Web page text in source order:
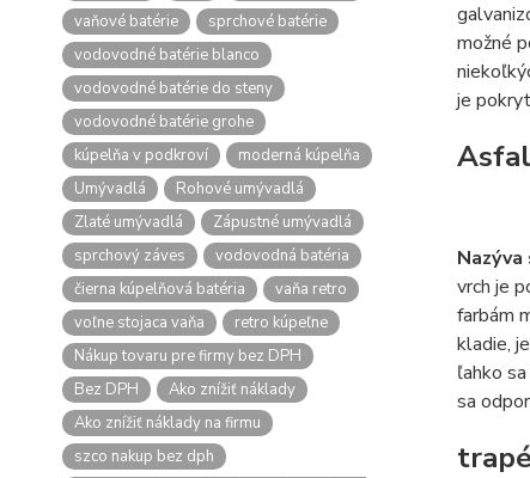
vaňové batérie
sprchové batérie
vodovodné batérie blanco
vodovodné batérie do steny
vodovodné batérie grohe
kúpelňa v podkroví
moderná kúpelňa
Umývadlá
Rohové umývadlá
Zlaté umývadlá
Zápustné umývadlá
sprchový záves
vodovodná batéria
čierna kúpelňová batéria
vaňa retro
voľne stojaca vaňa
retro kúpeľne
Nákup tovaru pre firmy bez DPH
Bez DPH
Ako znížiť náklady
Ako znížiť náklady na firmu
szco nakup bez dph
možné
je
vrch je
farbám
kladie,
ľahko
sa